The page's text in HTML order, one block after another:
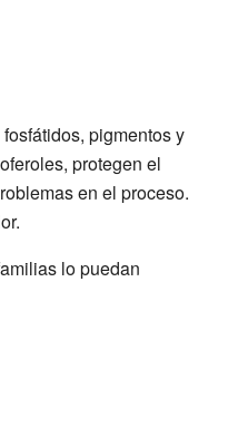
pigmentos y
protegen el
en el proceso.
lo puedan